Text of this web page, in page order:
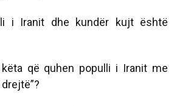
i Iranit dhe kundër kujt është
që quhen populli i Iranit me